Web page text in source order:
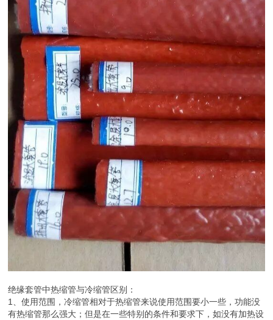
绝缘套管中热缩管与冷缩管区别：
1、使用范围，冷缩管相对于热缩管来说使用范围要小一些，功能没
有热缩管那么强大；但是在一些特别的条件和要求下，如没有加热设